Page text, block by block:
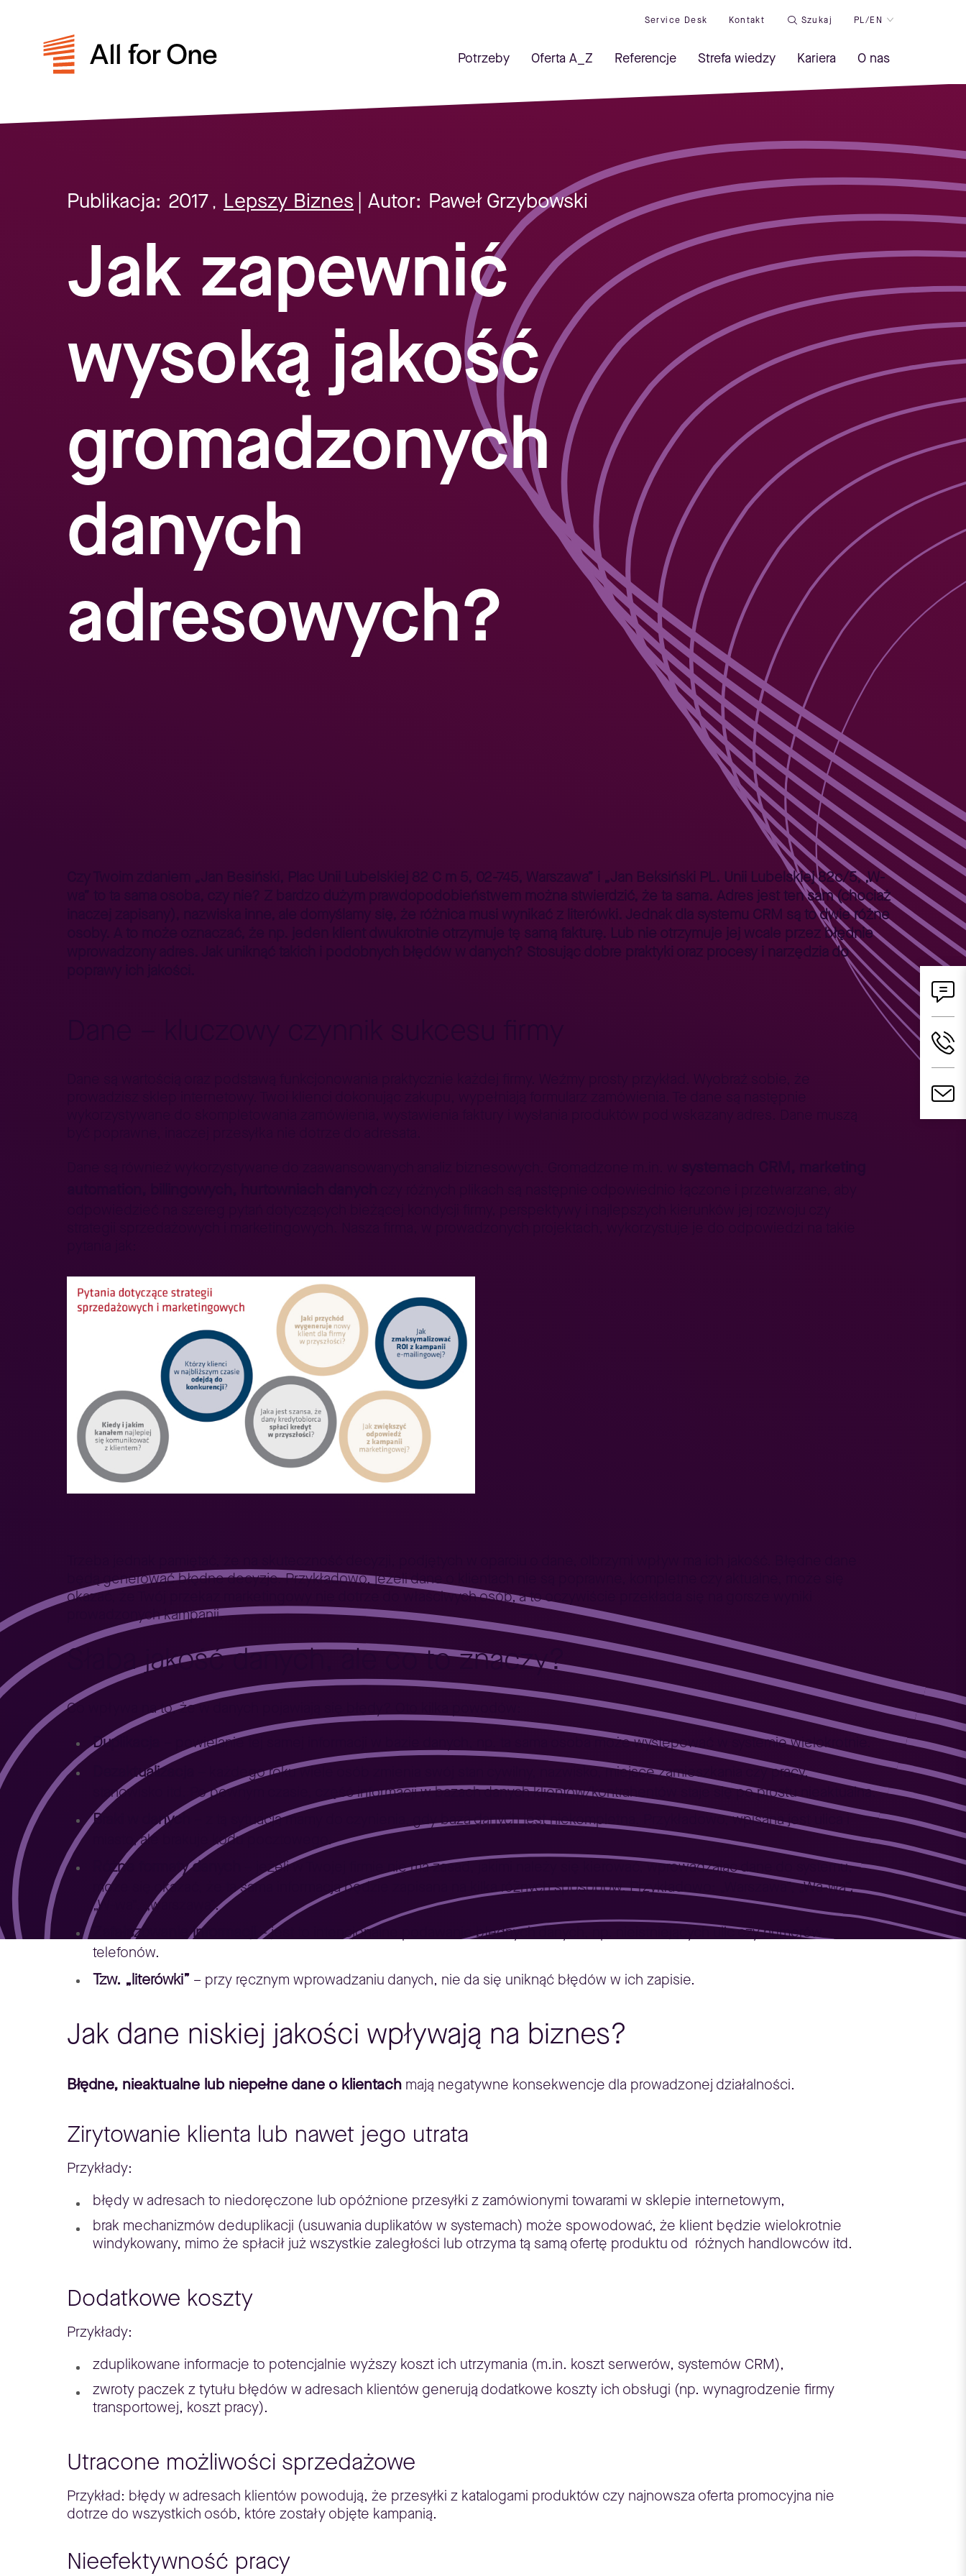
Service Desk Kontakt Szukaj PL/EN
Potrzeby Oferta A_Z Referencje Strefa wiedzy Kariera O nas
Publikacja: 2017 , Lepszy Biznes | Autor: Paweł Grzybowski
Jak zapewnić
wysoką jakość
gromadzonych
danych
adresowych?
Czy Twoim zdaniem „Jan Besiński, Plac Unii Lubelskiej 82 C m 5, 02-745, Warszawa” i „Jan Beksiński PL. Unii Lubelskiej 82c/5, ,W-
wa” to ta sama osoba, czy nie? Z bardzo dużym prawdopodobieństwem można stwierdzić, że ta sama. Adres jest ten sam (chociaż
inaczej zapisany), nazwiska inne, ale domyślamy się, że różnica musi wynikać z literówki. Jednak dla systemu CRM są to dwie różne
osoby. A to może oznaczać, że np. jeden klient dwukrotnie otrzymuje tę samą fakturę. Lub nie otrzymuje jej wcale przez błędnie
wprowadzony adres. Jak uniknąć takich i podobnych błędów w danych? Stosując dobre praktyki oraz procesy i narzędzia do
Dane są wartością oraz podstawą funkcjonowania praktycznie każdej firmy. Weźmy prosty przykład. Wyobraź sobie, że
prowadzisz sklep internetowy. Twoi klienci dokonując zakupu, wypełniają formularz zamówienia. Te dane są następnie
będą generować błędne decyzje. Przykładowo, jeżeli dane o klientach nie są poprawne, kompletne czy aktualne, może się
okazać, że Twój przekaz marketingowy nie dotrze do właściwych osób, a to oczywiście przekłada się na gorsze wyniki
prowadzonych kampanii.
Słaba jakość danych, ale co to znaczy?
Co wpływa na to, że w danych pojawiają się błędy? Oto kilka powodów:
Duplikacja – powielanie tej samej informacji w bazie danych, np. ta sama osoba może występować w systemie wielokrotnie.
Dezaktualizacja
– każdego roku wiele osób zmienia swój stan cywilny, nazwisko, miejsce zamieszkania czy pracy,
stanowisko itd. Po pewnym czasie, część informacji w bazach danych klientów/kontrahentów staje się po prostu nieaktualna.
Braki w danych
– z tą sytuacją mamy do czynienia, gdy baza danych jest niekompletna. Przykładowo, wpisana jest ulica i
miasto, ale brakuje kodu pocztowego.
Różne formaty danych
– jeżeli w Twojej firmie nie ma zasad, jakimi należy się kierować, wprowadzając dane do systemu,
może się okazać, że ta sama informacja będzie zapisana na kilka różnych sposobów. Przykładowo: „Warszawa”, „Wa-wa”,
„W-wa”, „warszawa”.
Zafałszowanie informacji
– jest to intencjonalne podawanie błędnych danych, np. nieistniejących ulic czy numerów
telefonów.
Tzw. „literówki” – przy ręcznym wprowadzaniu danych, nie da się uniknąć błędów w ich zapisie.
Jak dane niskiej jakości wpływają na biznes?
Błędne, nieaktualne lub niepełne dane o klientach mają negatywne konsekwencje dla prowadzonej działalności.
Zirytowanie klienta lub nawet jego utrata
Przykłady:
błędy w adresach to niedoręczone lub opóźnione przesyłki z zamówionymi towarami w sklepie internetowym,
brak mechanizmów deduplikacji (usuwania duplikatów w systemach) może spowodować, że klient będzie wielokrotnie
windykowany, mimo że spłacił już wszystkie zaległości lub otrzyma tą samą ofertę produktu od różnych handlowców itd.
Dodatkowe koszty
Przykłady:
zduplikowane informacje to potencjalnie wyższy koszt ich utrzymania (m.in. koszt serwerów, systemów CRM),
zwroty paczek z tytułu błędów w adresach klientów generują dodatkowe koszty ich obsługi (np. wynagrodzenie firmy
transportowej, koszt pracy).
Utracone możliwości sprzedażowe
Przykład: błędy w adresach klientów powodują, że przesyłki z katalogami produktów czy najnowsza oferta promocyjna nie
dotrze do wszystkich osób, które zostały objęte kampanią.
Nieefektywność pracy